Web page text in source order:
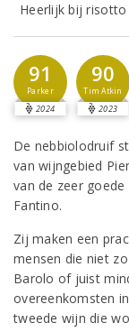
Heerlijk bij
91
Parker
2024
90
Tim Atkin
2023
De nebbiolodruif
van wijngebied
van de zeer
Fantino.
Zij maken een
mensen die niet
Barolo of juist
overeenkomsten
tweede wijn die